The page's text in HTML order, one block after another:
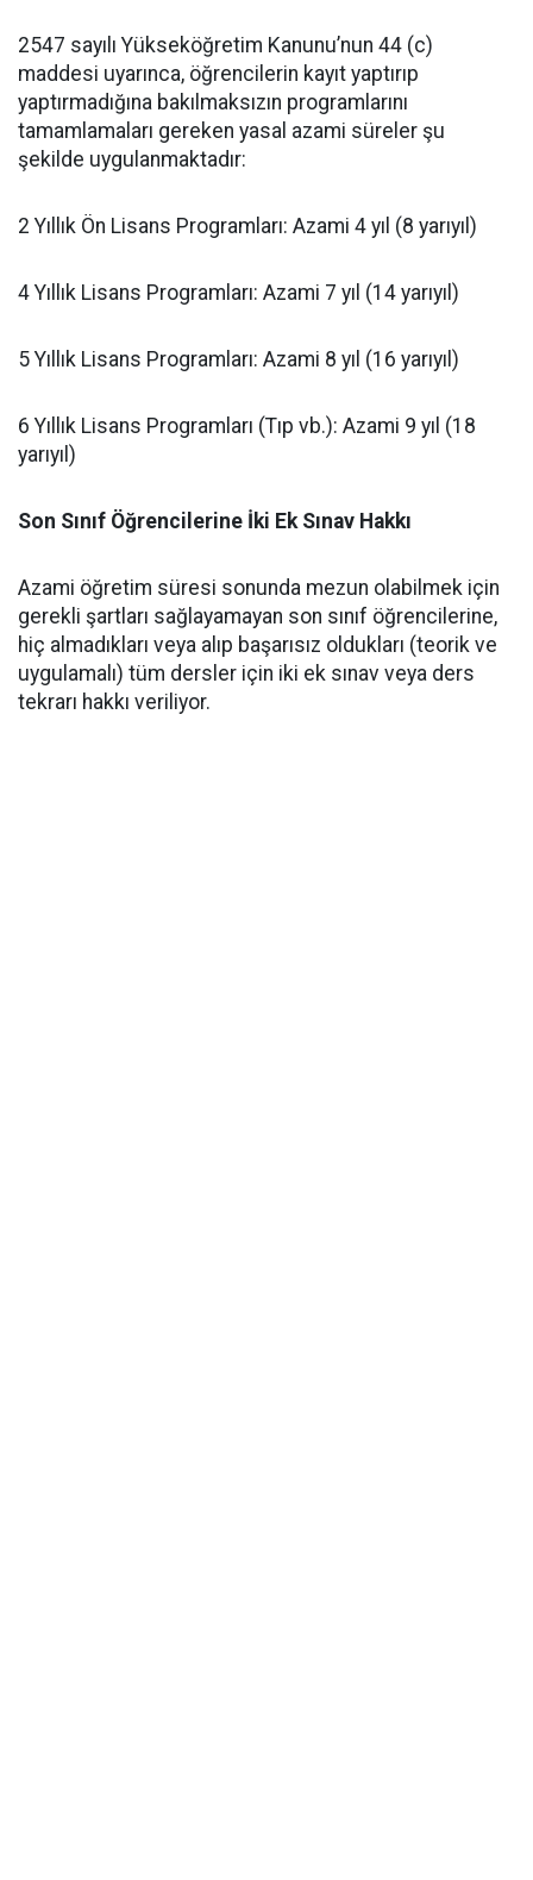
​2547 sayılı Yükseköğretim Kanunu’nun 44 (c)
maddesi uyarınca, öğrencilerin kayıt yaptırıp
yaptırmadığına bakılmaksızın programlarını
tamamlamaları gereken yasal azami süreler şu
şekilde uygulanmaktadır:
​2 Yıllık Ön Lisans Programları: Azami 4 yıl (8 yarıyıl)
​4 Yıllık Lisans Programları: Azami 7 yıl (14 yarıyıl)
​5 Yıllık Lisans Programları: Azami 8 yıl (16 yarıyıl)
​6 Yıllık Lisans Programları (Tıp vb.): Azami 9 yıl (18
yarıyıl)
Son Sınıf Öğrencilerine İki Ek Sınav Hakkı
​Azami öğretim süresi sonunda mezun olabilmek için
gerekli şartları sağlayamayan son sınıf öğrencilerine,
hiç almadıkları veya alıp başarısız oldukları (teorik ve
uygulamalı) tüm dersler için iki ek sınav veya ders
tekrarı hakkı veriliyor.